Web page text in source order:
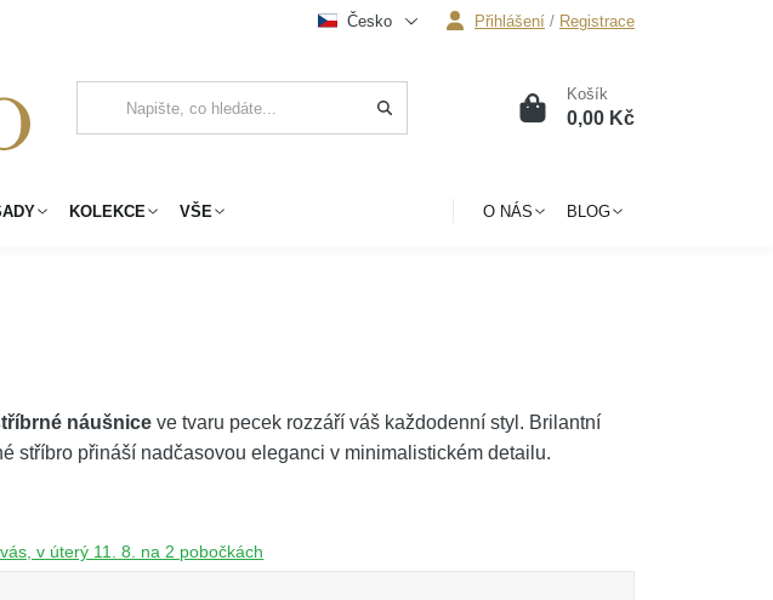
Česko Přihlášení / Registrace
0 Košík
0,00 Kč
KOLEKCE VŠE O NÁS BLOG
náušnice ve tvaru pecek rozzáří váš každodenní styl. Brilantní
stříbro přináší nadčasovou eleganci v minimalistickém detailu.
v úterý 11. 8. na 2 pobočkách